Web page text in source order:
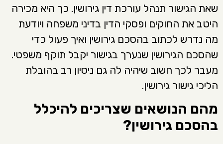
שאת הגישור תנהל עורכת דין גירושין. כך היא מכירה
היטב את החוקים ופסקי הדין בדיני משפחה ויודעת
מה נדרש לכתוב בהסכם גירושין ואיך פעול כדי
שהסכם הגירושין שנערך בגישור יקבל תוקף משפטי.
מעבר לכך חשוב שיהיה לה גם ניסיון רב בהובלת
הליכי גישור גירושין.
מהם הנושאים שצריכים להיכלל
בהסכם גירושין?